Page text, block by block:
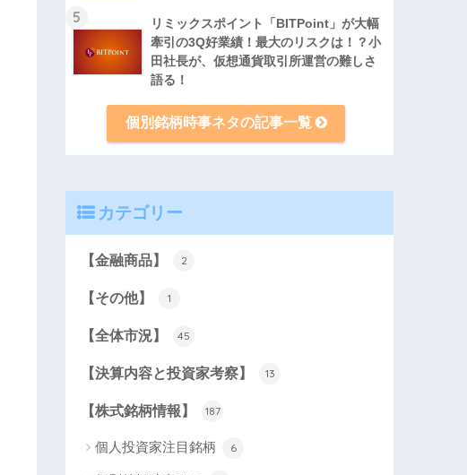
5
リミックスポイント「BITPoint」が大幅
牽引の3Q好業績！最大のリスクは！？小
田社長が、仮想通貨取引所運営の難しさ
語る！
個別銘柄時事ネタの記事一覧
カテゴリー
【金融商品】 2
【その他】 1
【全体市況】 45
【決算内容と投資家考察】 13
【株式銘柄情報】 187
個人投資家注目銘柄 6